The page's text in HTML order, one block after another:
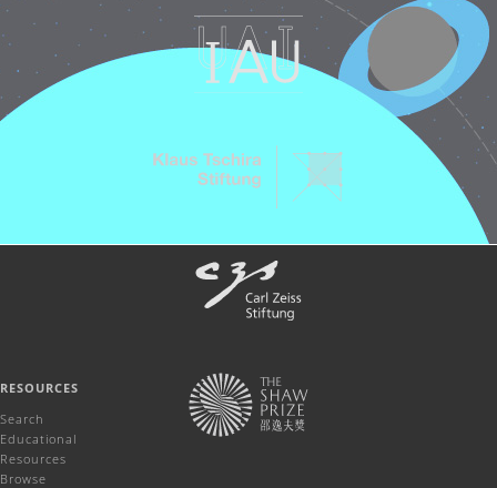
RESOURCES
Search
Educational
Resources
Browse